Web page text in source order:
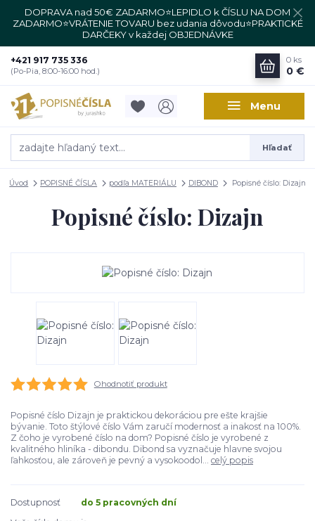
DOPRAVA nad 50€ ZADARMO⭐LEPIDLO k ČÍSLU NA DOM
ZADARMO⭐VRÁTENIE TOVARU bez udania dôvodu⭐PRAKTICKÉ
DARČEKY v každej OBJEDNÁVKE
Menu
Hľadať
+421 917 735 336
(Po-Pia, 8:00-16:00 hod.)
0 ks
0 €
Úvod POPISNÉ ČÍSLA podľa MATERIÁLU DIBOND Popisné číslo: Dizajn
Popisné číslo: Dizajn
Ohodnotiť produkt
Popisné číslo Dizajn je praktickou dekoráciou pre ešte krajšie
bývanie. Toto štýlové číslo Vám zaručí modernosť a inakosť na 100%.
Z čoho je vyrobené číslo na dom? Popisné číslo je vyrobené z
kvalitného hliníka - dibondu. Dibond sa vyznačuje hlavne svojou
ľahkosťou, ale zároveň je pevný a vysokoodol... celý popis
Dostupnosť
do 5 pracovných dní